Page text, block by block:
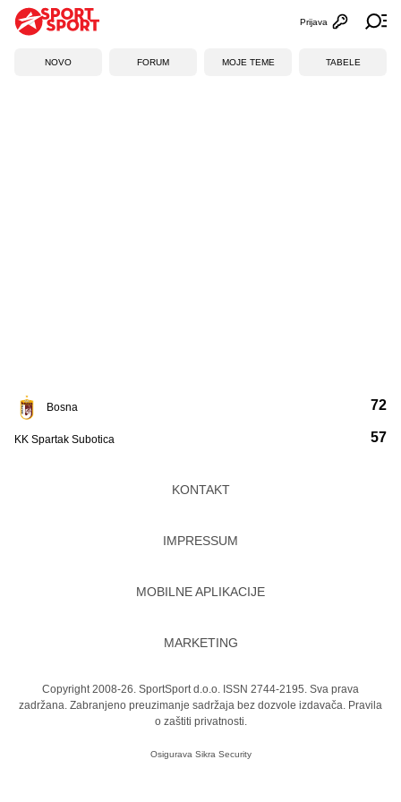
Otvori
Prijava
NOVO FORUM MOJE TEME TABELE
Bosna
KK Spartak Subotica
72
57
KONTAKT
IMPRESSUM
MOBILNE APLIKACIJE
MARKETING
Copyright 2008-26. SportSport d.o.o. ISSN 2744-2195. Sva prava
zadržana. Zabranjeno preuzimanje sadržaja bez dozvole izdavača. Pravila
o zaštiti privatnosti.
Osigurava Sikra Security